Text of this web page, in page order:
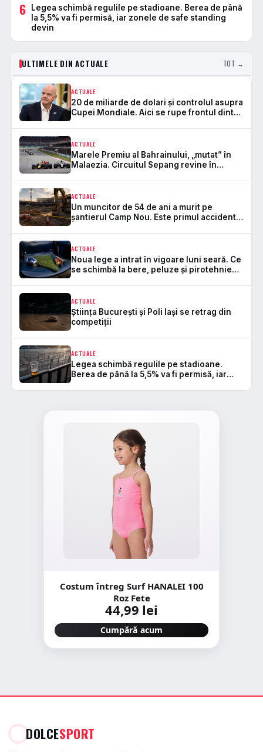
6
Legea schimbă regulile pe stadioane. Berea de până
la 5,5% va fi permisă, iar zonele de safe standing
devin
ULTIMELE DIN ACTUALE TOT →
ACTUALE
20 de miliarde de dolari și controlul asupra
Cupei Mondiale. Aici se rupe frontul dintre
ACTUALE
Marele Premiu al Bahrainului, „mutat” în
Malaezia. Circuitul Sepang revine în
ACTUALE
Un muncitor de 54 de ani a murit pe
șantierul Camp Nou. Este primul accident
ACTUALE
Noua lege a intrat în vigoare luni seară. Ce
se schimbă la bere, peluze și pirotehnie
ACTUALE
Știința București și Poli Iași se retrag din
competiții
ACTUALE
Legea schimbă regulile pe stadioane.
Berea de până la 5,5% va fi permisă, iar
Costum întreg Surf HANALEI 100
Roz Fete
44,99 lei
Cumpără acum
DOLCESPORT